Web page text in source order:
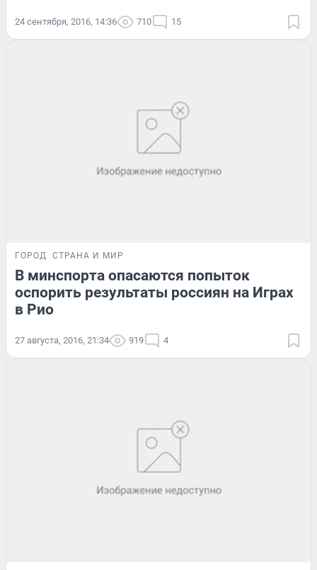
24 сентября, 2016, 14:36 710 15
ГОРОД СТРАНА И МИР
В минспорта опасаются попыток
оспорить результаты россиян на Играх
в Рио
27 августа, 2016, 21:34 919 4